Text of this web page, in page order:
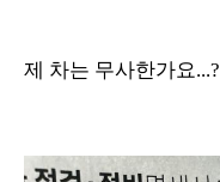
제 차는 무사한가요...?